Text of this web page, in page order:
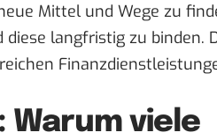
Mittel und Wege zu
langfristig zu binden.
Warum viele